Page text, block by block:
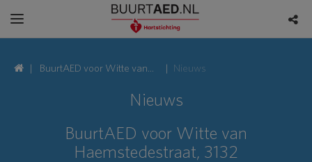
BuurtAED voor Witte van
Haemstedestraat, 3132
Nieuws
Nieuws
BuurtAED voor Witte van
Haemstedestraat, 3132